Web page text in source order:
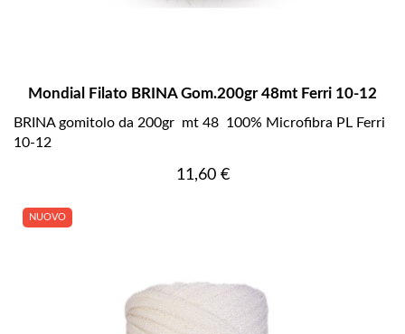
Mondial Filato BRINA Gom.200gr 48mt Ferri 10-12
BRINA gomitolo da 200gr mt 48 100% Microfibra PL Ferri
10-12
Prezzo
11,60 €
NUOVO